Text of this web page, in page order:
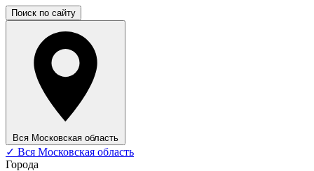
Поиск по сайту
Вся Московская область
✓ Вся Московская область
Города